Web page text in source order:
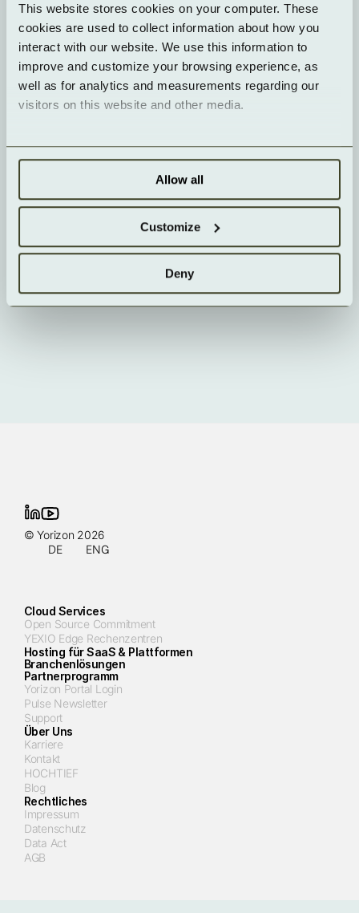
This website stores cookies on your computer. These
cookies are used to collect information about how you
interact with our website. We use this information to
improve and customize your browsing experience, as
well as for analytics and measurements regarding our
visitors on this website and other media.
Allow all
Customize
Deny
Welche GPUs werden eingesetzt?
Wie funktioniert das Cluster-Networking?
Wie wird die GPU-Performance gewährleistet?
© Yorizon 2026
DE
ENG
Cloud Services
Open Source Commitment
YEXIO Edge Rechenzentren
Hosting für SaaS & Plattformen
Branchenlösungen
Partnerprogramm
Yorizon Portal Login
Pulse Newsletter
Support
Über Uns
Karriere
Kontakt
HOCHTIEF
Blog
Rechtliches
Impressum
Datenschutz
Data Act
AGB